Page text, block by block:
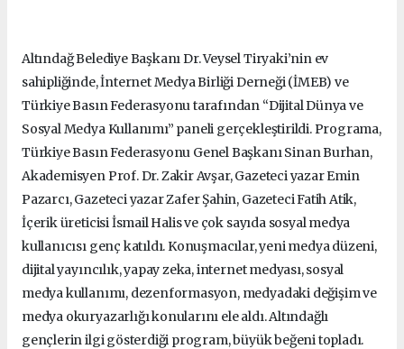
Altındağ Belediye Başkanı Dr. Veysel Tiryaki’nin ev
sahipliğinde, İnternet Medya Birliği Derneği (İMEB) ve
Türkiye Basın Federasyonu tarafından “Dijital Dünya ve
Sosyal Medya Kullanımı” paneli gerçekleştirildi. Programa,
Türkiye Basın Federasyonu Genel Başkanı Sinan Burhan,
Akademisyen Prof. Dr. Zakir Avşar, Gazeteci yazar Emin
Pazarcı, Gazeteci yazar Zafer Şahin, Gazeteci Fatih Atik,
İçerik üreticisi İsmail Halis ve çok sayıda sosyal medya
kullanıcısı genç katıldı. Konuşmacılar, yeni medya düzeni,
dijital yayıncılık, yapay zeka, internet medyası, sosyal
medya kullanımı, dezenformasyon, medyadaki değişim ve
medya okuryazarlığı konularını ele aldı. Altındağlı
gençlerin ilgi gösterdiği program, büyük beğeni topladı.